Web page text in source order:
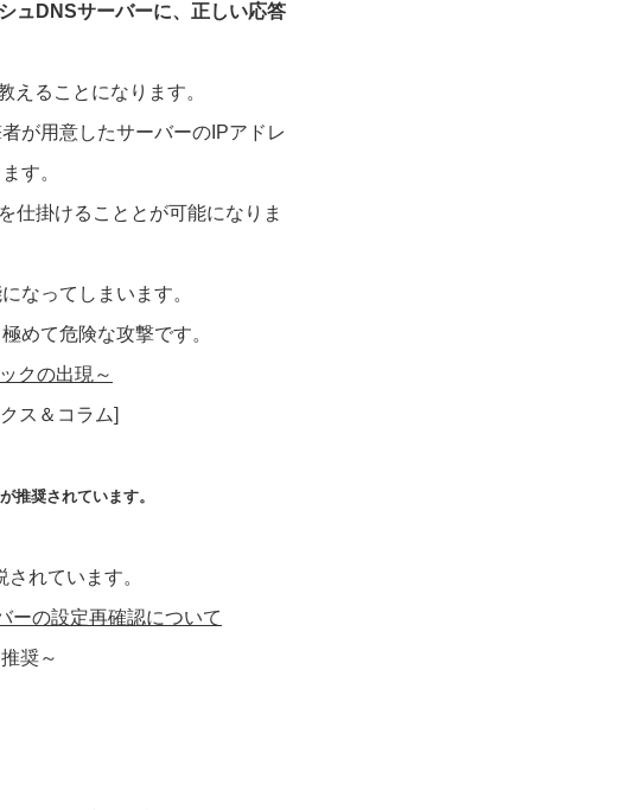
ュDNSサーバーに、正しい応答
えることになります。
が用意したサーバーのIPアドレ
す。
仕掛けることとが可能になりま
なってしまいます。
めて危険な攻撃です。
クの出現～
ス＆コラム]
推奨されています。
れています。
ーの設定再確認について
奨～